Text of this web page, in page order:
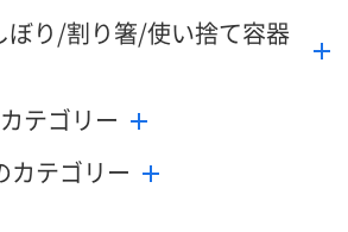
り/割り箸/使い捨て容器
テゴリー
カテゴリー